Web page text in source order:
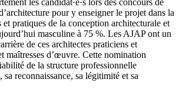
pour y enseigner le projet dans la
pratiques de la conception architecturale et
masculine à 75 %. Les AJAP ont un
de ces architectes praticiens et
maîtresses d’œuvre. Cette nomination
de la structure professionnelle
reconnaissance, sa légitimité et sa